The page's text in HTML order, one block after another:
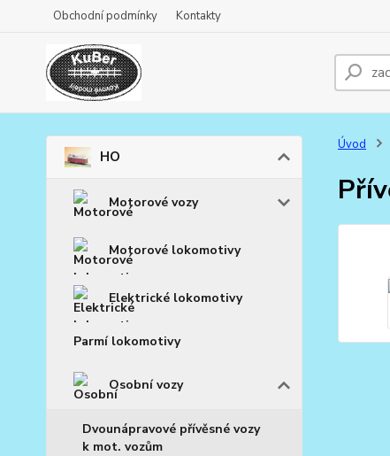
Obchodní podmínky Kontakty
HO
Motorové vozy
Motorové lokomotivy
Elektrické lokomotivy
Parmí lokomotivy
Osobní vozy
Dvounápravové přívěsné vozy
k mot. vozům
Úvod